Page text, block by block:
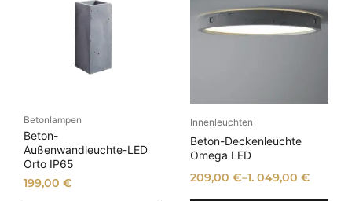
Betonlampen
Beton-
Außenwandleuchte-LED
Orto IP65
199,00€
Innenleuchten
Beton-Deckenleuchte
Omega LED
209,00 €–1. 049,00 €